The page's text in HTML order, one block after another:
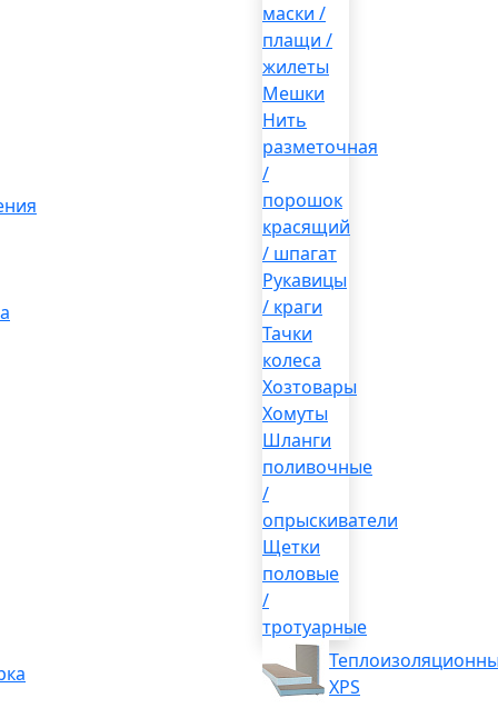
маски /
плащи /
жилеты
Мешки
Нить
разметочная
/
порошок
красящий
/ шпагат
Рукавицы
/ краги
Тачки
колеса
Хозтовары
Хомуты
Шланги
поливочные
/
опрыскиватели
Щетки
половые
/
тротуарные
XPS